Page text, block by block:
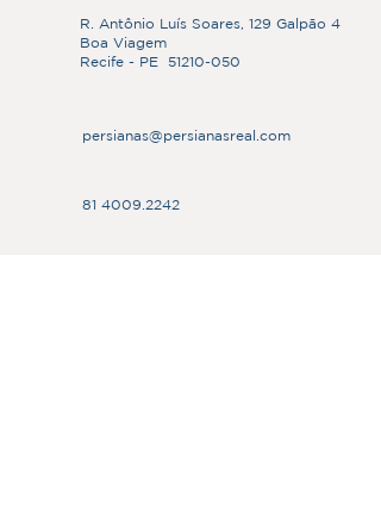
R. Antônio Luís Soares, 129 Galpão 4
Boa Viagem
Recife - PE 51210-050
persianas@persianasreal.com
81 4009.2242